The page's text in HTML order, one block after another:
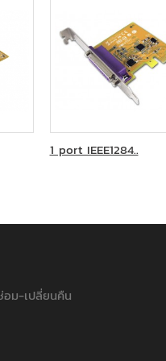
ำเนิน สมเกียรติ และบุญมา จำกัด
ำกัด
ชั่น จำกัด
พฯ (มหาชน)
ย
ที โซลูชั่น
ราชสีมา
ราชธานี
ร์ ปาร์ค รังสิต
ลอุบล/อิมพิเรียลสำโรง
1 port IEEE1284..
อม-เปลี่ยนคืน